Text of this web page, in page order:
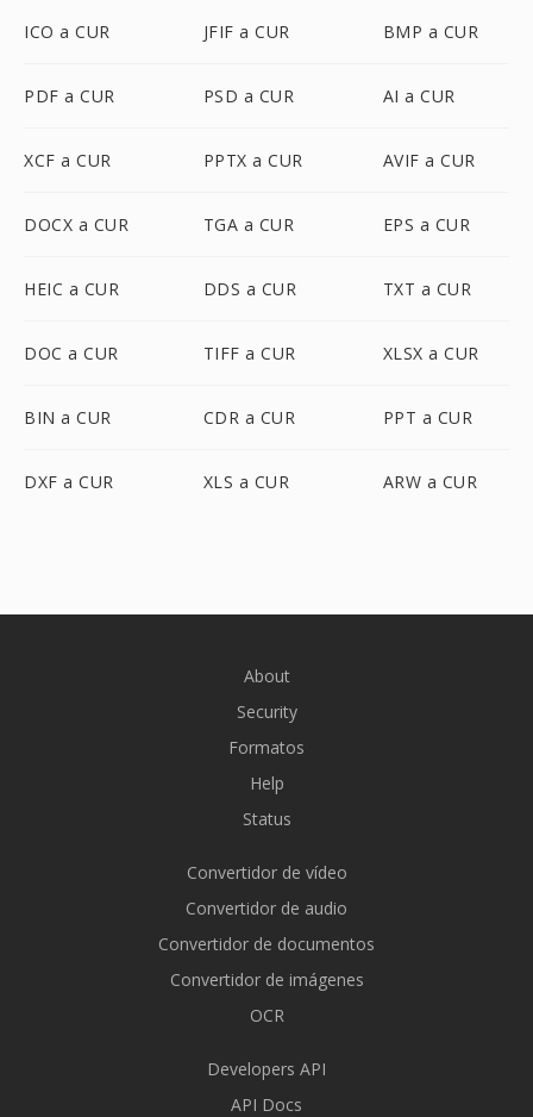
ICO a CUR JFIF a CUR BMP a CUR
PDF a CUR PSD a CUR AI a CUR
XCF a CUR PPTX a CUR AVIF a CUR
DOCX a CUR TGA a CUR EPS a CUR
HEIC a CUR DDS a CUR TXT a CUR
DOC a CUR TIFF a CUR XLSX a CUR
BIN a CUR CDR a CUR PPT a CUR
DXF a CUR XLS a CUR ARW a CUR
About
Security
Formatos
Help
Status
Convertidor de vídeo
Convertidor de audio
Convertidor de documentos
Convertidor de imágenes
OCR
Developers API
API Docs